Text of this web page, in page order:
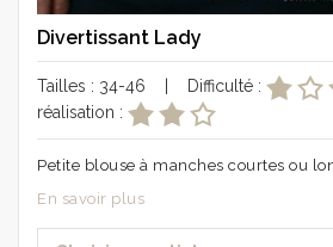
Divertissant Lady
Tailles : 34-46 | Difficulté :
réalisation :
Petite blouse à manches courtes ou
En savoir plus